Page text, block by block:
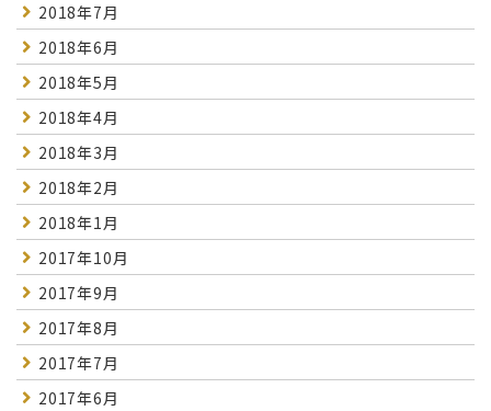
2018年7月
2018年6月
2018年5月
2018年4月
2018年3月
2018年2月
2018年1月
2017年10月
2017年9月
2017年8月
2017年7月
2017年6月